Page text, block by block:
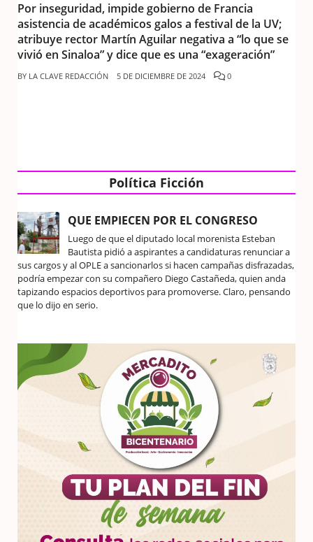
Por inseguridad, impide gobierno de Francia
asistencia de académicos galos a festival de la UV;
atribuye rector Martín Aguilar negativa a “lo que se
vivió en Sinaloa” y dice que es una “exageración”
BY LA CLAVE REDACCIÓN 5 DE DICIEMBRE DE 2024 0
Política Ficción
QUE EMPIECEN POR EL CONGRESO
Luego de que el diputado local morenista Esteban
Bautista pidió a aspirantes a candidaturas renunciar a
sus cargos y al OPLE a sancionarlos si hacen campañas disfrazadas,
podría empezar con su compañero Diego Castañeda, quien anda
tapizando espacios deportivos para promoverse. Claro, pensando
que lo dijo en serio.